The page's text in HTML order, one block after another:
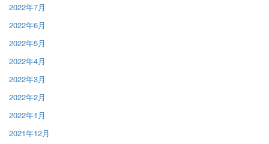
2022年7月
2022年6月
2022年5月
2022年4月
2022年3月
2022年2月
2022年1月
2021年12月